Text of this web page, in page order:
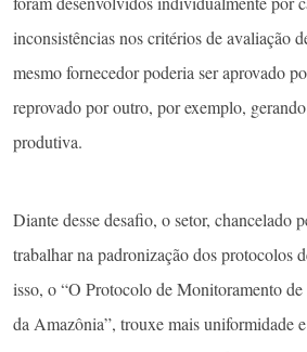
inconsistências nos critérios de avaliação
mesmo fornecedor poderia ser aprovado
reprovado por outro, por exemplo,
produtiva.
Diante desse desafio, o setor, chancelado
trabalhar na padronização dos protocolos
isso, o “O Protocolo de Monitoramento
da Amazônia”, trouxe mais uniformidade